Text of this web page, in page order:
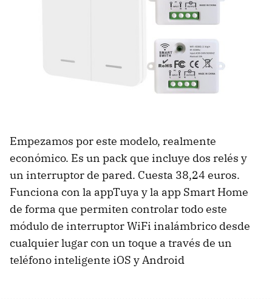
Empezamos por este modelo, realmente
económico. Es un pack que incluye dos relés y
un interruptor de pared. Cuesta 38,24 euros.
Funciona con la appTuya y la app Smart Home
de forma que permiten controlar todo este
módulo de interruptor WiFi inalámbrico desde
cualquier lugar con un toque a través de un
teléfono inteligente iOS y Android